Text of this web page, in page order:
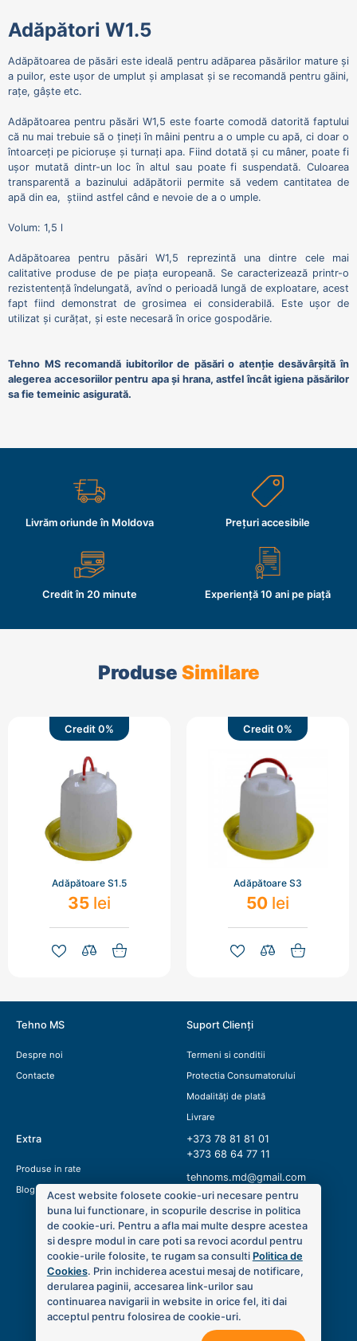
Adăpători W1.5
Adăpătoarea de păsări este ideală pentru adăparea păsărilor mature și
a puilor, este ușor de umplut și amplasat și se recomandă pentru găini,
rațe, gâște etc.
Adăpătoarea pentru păsări W1,5 este foarte comodă datorită faptului
că nu mai trebuie să o țineți în mâini pentru a o umple cu apă, ci doar o
întoarceți pe piciorușe și turnați apa. Fiind dotată și cu mâner, poate fi
ușor mutată dintr-un loc în altul sau poate fi suspendată. Culoarea
transparentă a bazinului adăpătorii permite să vedem cantitatea de
apă din ea, știind astfel când e nevoie de a o umple.
Volum: 1,5 l
Adăpătoarea pentru păsări W1,5 reprezintă una dintre cele mai
calitative produse de pe piața europeană. Se caracterizează printr-o
rezistentență îndelungată, avînd o perioadă lungă de exploatare, acest
fapt fiind demonstrat de grosimea ei considerabilă. Este ușor de
utilizat și curățat, și este necesară în orice gospodărie.
Tehno MS recomandă iubitorilor de păsări o atenție desăvârșită în
alegerea accesoriilor pentru apa și hrana, astfel încât igiena păsărilor
sa fie temeinic asigurată.
Livrăm oriunde în Moldova Prețuri accesibile
Credit în 20 minute Experiență 10 ani pe piață
Produse Similare
Credit 0%
Adăpătoare S1.5
35 lei
Credit 0%
Adăpătoare S3
50 lei
Tehno MS
Despre noi
Contacte
Suport Clienți
Termeni si conditii
Protectia Consumatorului
Modalități de plată
Livrare
Extra
Produse in rate
Blog
+373 78 81 81 01
+373 68 64 77 11
tehnoms.md@gmail.com
Acest website folosete cookie-uri necesare pentru
buna lui functionare, in scopurile descrise in politica
de cookie-uri. Pentru a afla mai multe despre acestea
si despre modul in care poti sa revoci acordul pentru
cookie-urile folosite, te rugam sa consulti Politica de
Cookies. Prin inchiderea acestui mesaj de notificare,
derularea paginii, accesarea link-urilor sau
continuarea navigarii in website in orice fel, iti dai
acceptul pentru folosirea de cookie-uri.